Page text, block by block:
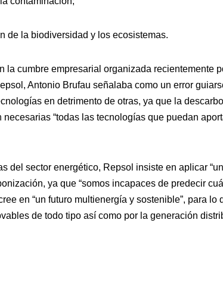
de la biodiversidad y los ecosistemas.
la cumbre empresarial organizada recientemente
Antonio Brufau señalaba como un error
en detrimento de otras, ya que la
necesarias “todas las tecnologías que puedan
del sector energético, Repsol insiste en aplicar
ya que “somos incapaces de predecir
en “un futuro multienergía y sostenible”, para lo
de todo tipo así como por la generación